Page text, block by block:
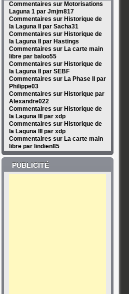
Commentaires sur Motorisations
Laguna 1 par Jmjm817
Commentaires sur Historique de
la Laguna II par Sacha31
Commentaires sur Historique de
la Laguna II par Hastings
Commentaires sur La carte main
libre par baloo55
Commentaires sur Historique de
la Laguna II par SEBF
Commentaires sur La Phase II par
Philippe03
Commentaires sur Historique par
Alexandre022
Commentaires sur Historique de
la Laguna III par xdp
Commentaires sur Historique de
la Laguna III par xdp
Commentaires sur La carte main
libre par lindien85
PUBLICITÉ